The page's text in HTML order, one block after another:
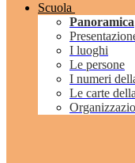
Scuola
Panoramica
I luoghi
Le persone
I numeri
Le carte